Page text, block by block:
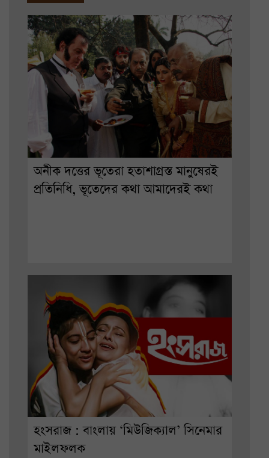
অনীক দত্তের ভূতেরা হতাশাগ্রস্ত মানুষেরই
প্রতিনিধি, ভূতেদের কথা আমাদেরই কথা
হংসরাজ : বাংলায় ‘মিউজিক্যাল’ সিনেমার
মাইলফলক